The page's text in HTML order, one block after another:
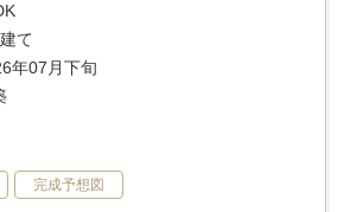
て
年07月下旬
完成予想図